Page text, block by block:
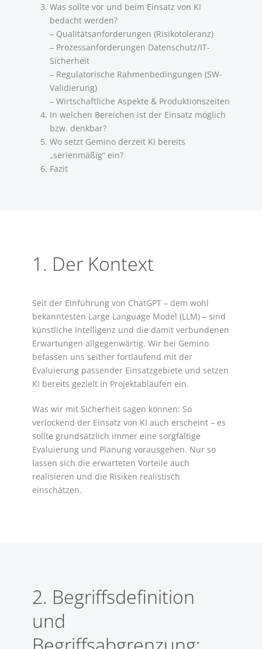
Was sollte vor und beim Einsatz von KI
bedacht werden?
– Qualitätsanforderungen (Risikotoleranz)
– Prozessanforderungen Datenschutz/IT-
Sicherheit
– Regulatorische Rahmenbedingungen (SW-
Validierung)
– Wirtschaftliche Aspekte & Produktionszeiten
In welchen Bereichen ist der Einsatz möglich
bzw. denkbar?
Wo setzt Gemino derzeit KI bereits
„serienmäßig“ ein?
Fazit
1. Der Kontext
Seit der Einführung von ChatGPT – dem wohl
bekanntesten Large Language Model (LLM) – sind
künstliche Intelligenz und die damit verbundenen
Erwartungen allgegenwärtig. Wir bei Gemino
befassen uns seither fortlaufend mit der
Evaluierung passender Einsatzgebiete und setzen
KI bereits gezielt in Projektabläufen ein.
Was wir mit Sicherheit sagen können: So
verlockend der Einsatz von KI auch erscheint – es
sollte grundsätzlich immer eine sorgfältige
Evaluierung und Planung vorausgehen. Nur so
lassen sich die erwarteten Vorteile auch
realisieren und die Risiken realistisch
einschätzen.
2. Begriffsdefinition
und